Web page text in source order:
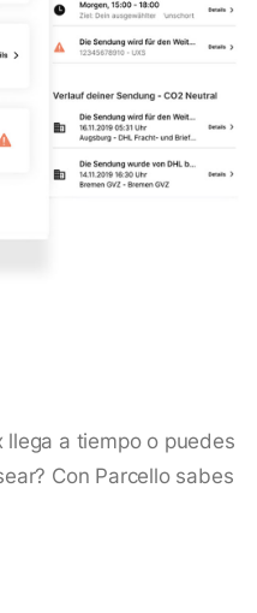
llega a tiempo o puedes
Con Parcello sabes